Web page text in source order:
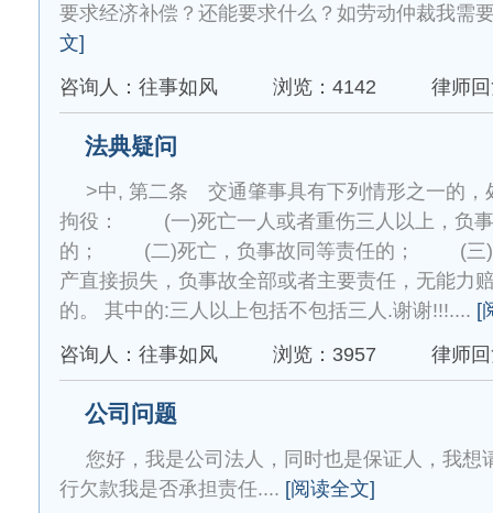
要求经济补偿？还能要求什么？如劳动仲裁我需
文]
咨询人：往事如风
浏览：4142 律师
法典疑问
>中, 第二条 交通肇事具有下列情形之一的，
拘役： (一)死亡一人或者重伤三人以上，负事
的； (二)死亡，负事故同等责任的； (三)
产直接损失，负事故全部或者主要责任，无能力
的。 其中的:三人以上包括不包括三人.谢谢!!!.... [
咨询人：往事如风
浏览：3957 律师
公司问题
您好，我是公司法人，同时也是保证人，我想
行欠款我是否承担责任.... [阅读全文]